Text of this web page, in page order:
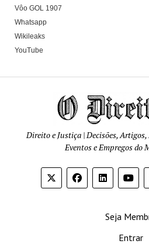
Vôo GOL 1907
Whatsapp
Wikileaks
YouTube
Direito e Justiça | Decisões, Artigos,
Eventos e Empregos do
Seja
Entrar